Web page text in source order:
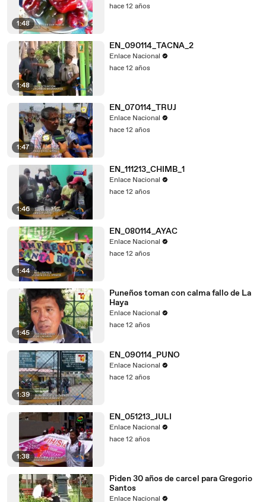
1:48
hace 12 años
1:48
EN_090114_TACNA_2
Enlace Nacional
hace 12 años
1:47
EN_070114_TRUJ
Enlace Nacional
hace 12 años
1:46
EN_111213_CHIMB_1
Enlace Nacional
hace 12 años
1:44
EN_080114_AYAC
Enlace Nacional
hace 12 años
1:45
Puneños toman con calma fallo de La
Haya
Enlace Nacional
hace 12 años
1:39
EN_090114_PUNO
Enlace Nacional
hace 12 años
1:38
EN_051213_JULI
Enlace Nacional
hace 12 años
Piden 30 años de carcel para Gregorio
Santos
Enlace Nacional